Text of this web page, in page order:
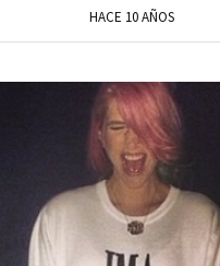
HACE 10 AÑOS